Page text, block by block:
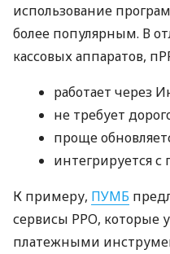
использование
более популярным. В
кассовых аппаратов,
работает через
не требует
проще
интегрируется
К примеру, ПУМБ
сервисы РРО, которые
платежными